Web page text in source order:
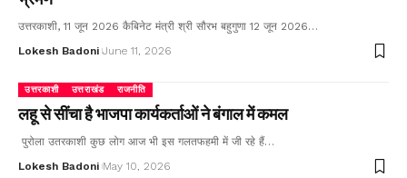
उत्तरकाशी, 11 जून 2026 कैबिनेट मंत्री श्री सौरभ बहुगुणा 12 जून 2026…
Lokesh Badoni June 11, 2026
उत्तरकाशी उत्तराखंड राजनीति
लहू से सींचा है भाजपा कार्यकर्ताओं ने बंगाल में कमल
पुरोला उतरकाशी कुछ लोग आज भी इस गलतफहमी में जी रहे हैं…
Lokesh Badoni May 10, 2026